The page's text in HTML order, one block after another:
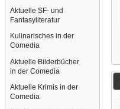
Aktuelle SF- und
Fantasyliteratur
Kulinarisches in der
Comedia
Aktuelle Bilderbücher
in der Comedia
Aktuelle Krimis in der
Comedia